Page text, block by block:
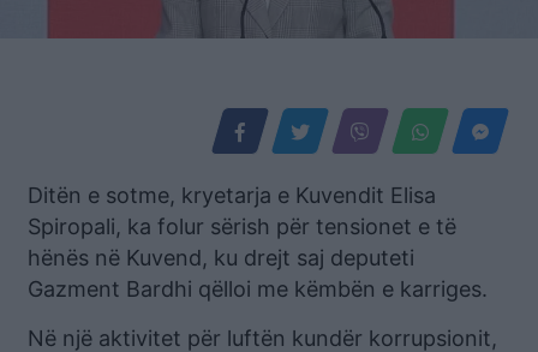
Ditën e sotme, kryetarja e Kuvendit Elisa
Spiropali, ka folur sërish për tensionet e të
hënës në Kuvend, ku drejt saj deputeti
Gazment Bardhi qëlloi me këmbën e karriges.
Në një aktivitet për luftën kundër korrupsionit,